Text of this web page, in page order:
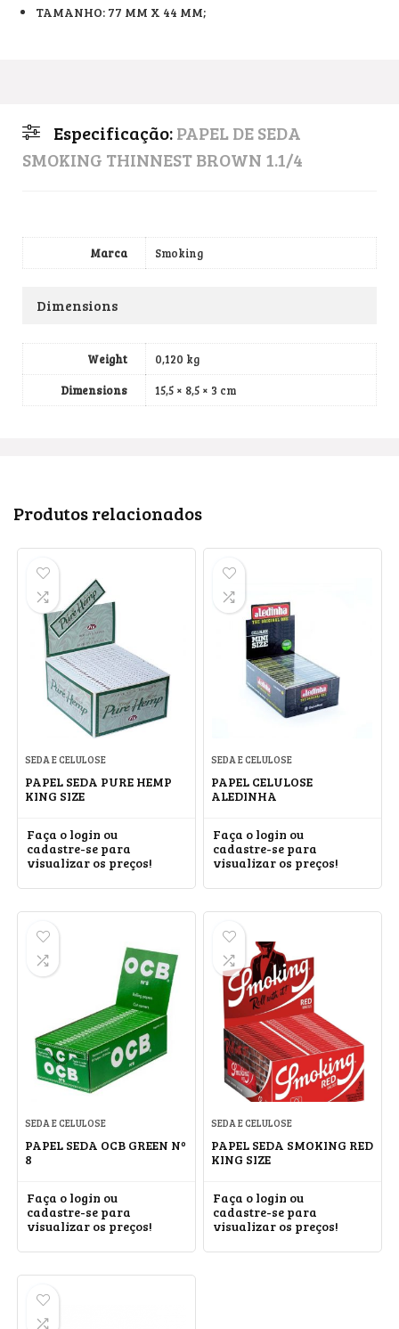
TAMANHO: 77 MM X 44 MM;
Especificação:PAPEL DE SEDA
SMOKING THINNEST BROWN 1.1/4
Marca Smoking
Dimensions
Weight
0,120 kg
Dimensions
15,5 × 8,5 × 3 cm
Produtos relacionados
SEDA E CELULOSE
PAPEL SEDA PURE HEMP
KING SIZE
Faça o login ou
cadastre-se para
visualizar os preços!
SEDA E CELULOSE
PAPEL CELULOSE
ALEDINHA
Faça o login ou
cadastre-se para
visualizar os preços!
SEDA E CELULOSE
PAPEL SEDA OCB GREEN Nº
8
Faça o login ou
cadastre-se para
visualizar os preços!
SEDA E CELULOSE
PAPEL SEDA SMOKING RED
KING SIZE
Faça o login ou
cadastre-se para
visualizar os preços!